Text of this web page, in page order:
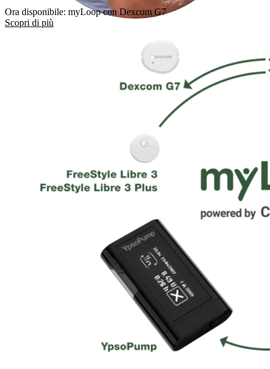
Ora disponibile: myLoop con Dexcom G7
Scopri di più